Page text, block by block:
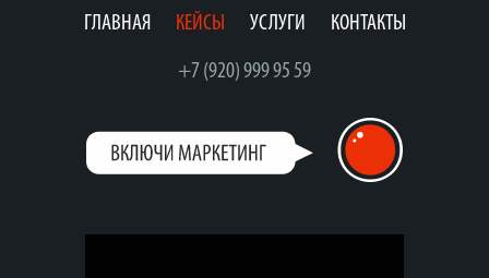
ГЛАВНАЯ КЕЙСЫ УСЛУГИ КОНТАКТЫ
+7 (920) 999 95 59